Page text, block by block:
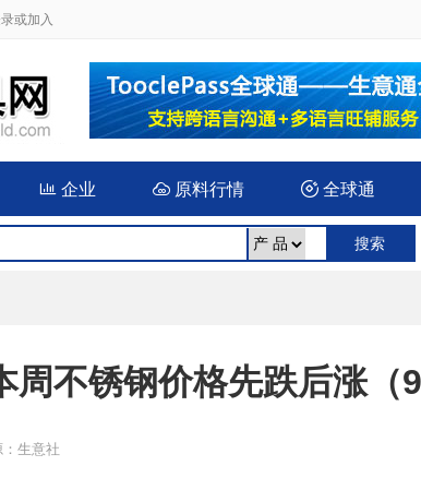
或加入
企业 原料行情  全球通
周不锈钢价格先跌后涨（
：生意社